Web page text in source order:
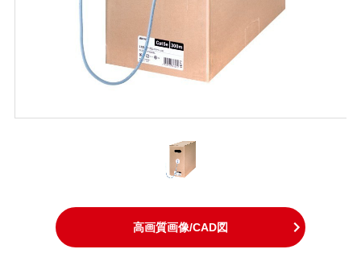
高画質画像/CAD図